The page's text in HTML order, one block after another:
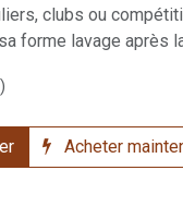
clubs ou
forme lavage après
Acheter